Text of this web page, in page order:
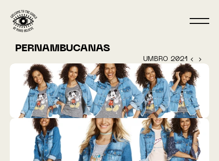
PERNAMBUCANAS
UMBRO 2021 ‹ ›